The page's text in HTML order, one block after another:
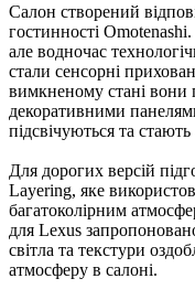
Салон створений
гостинності
але водночас
стали сенсорні
вимкненому стані вони
декоративними
підсвічуються та
Для дорогих версій
Layering, яке
багатоколірним
для Lexus
світла та текстури
атмосферу в салоні.